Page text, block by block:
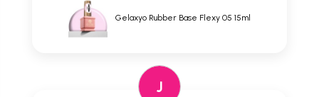
Gelaxyo Rubber Base Flexy 05 15ml
J